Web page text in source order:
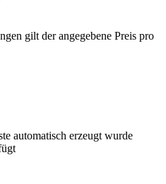
gilt der angegebene Preis pro
automatisch erzeugt wurde